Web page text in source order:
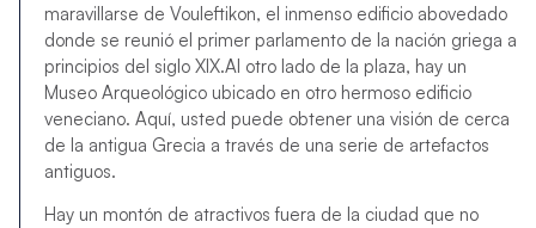
maravillarse de Vouleftikon, el inmenso edificio abovedado
donde se reunió el primer parlamento de la nación griega a
principios del siglo XIX.Al otro lado de la plaza, hay un
Museo Arqueológico ubicado en otro hermoso edificio
veneciano. Aquí, usted puede obtener una visión de cerca
de la antigua Grecia a través de una serie de artefactos
antiguos.
Hay un montón de atractivos fuera de la ciudad que no